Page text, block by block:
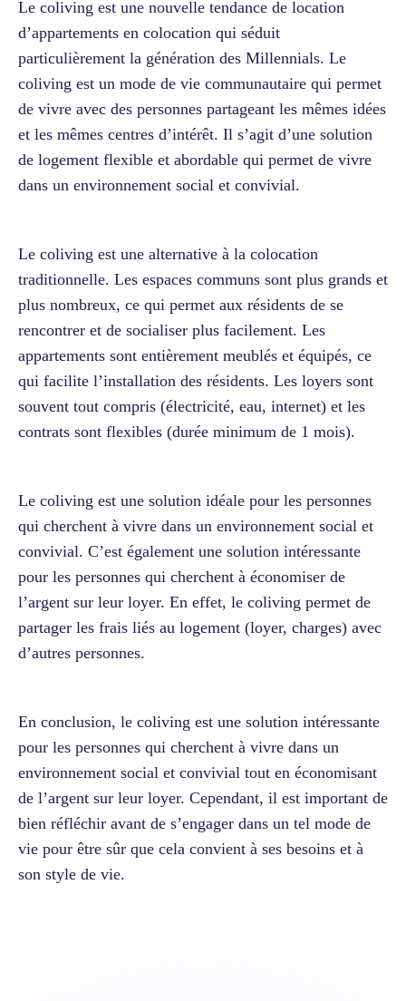
Le coliving est une nouvelle tendance de location
d’appartements en colocation qui séduit
particulièrement la génération des Millennials. Le
coliving est un mode de vie communautaire qui permet
de vivre avec des personnes partageant les mêmes idées
et les mêmes centres d’intérêt. Il s’agit d’une solution
de logement flexible et abordable qui permet de vivre
dans un environnement social et convivial.
Le coliving est une alternative à la colocation
traditionnelle. Les espaces communs sont plus grands et
plus nombreux, ce qui permet aux résidents de se
rencontrer et de socialiser plus facilement. Les
appartements sont entièrement meublés et équipés, ce
qui facilite l’installation des résidents. Les loyers sont
souvent tout compris (électricité, eau, internet) et les
contrats sont flexibles (durée minimum de 1 mois).
Le coliving est une solution idéale pour les personnes
qui cherchent à vivre dans un environnement social et
convivial. C’est également une solution intéressante
pour les personnes qui cherchent à économiser de
l’argent sur leur loyer. En effet, le coliving permet de
partager les frais liés au logement (loyer, charges) avec
d’autres personnes.
En conclusion, le coliving est une solution intéressante
pour les personnes qui cherchent à vivre dans un
environnement social et convivial tout en économisant
de l’argent sur leur loyer. Cependant, il est important de
bien réfléchir avant de s’engager dans un tel mode de
vie pour être sûr que cela convient à ses besoins et à
son style de vie.